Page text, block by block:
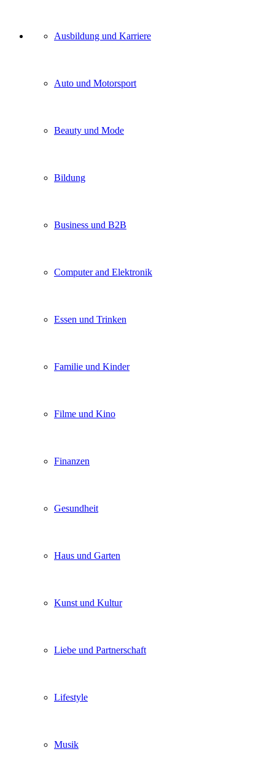
Unser
Kategorien
Ausbildung und Karriere
Auto und Motorsport
Beauty und Mode
Bildung
Business und B2B
Computer and Elektronik
Essen und Trinken
Familie und Kinder
Filme und Kino
Finanzen
Gesundheit
Haus und Garten
Kunst und Kultur
Liebe und Partnerschaft
Lifestyle
Musik